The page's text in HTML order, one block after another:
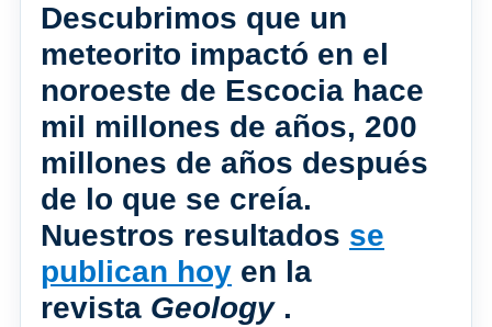
Descubrimos que un
meteorito impactó en el
noroeste de Escocia hace
mil millones de años, 200
millones de años después
de lo que se creía.
Nuestros resultados se
publican hoy en la
revista Geology.